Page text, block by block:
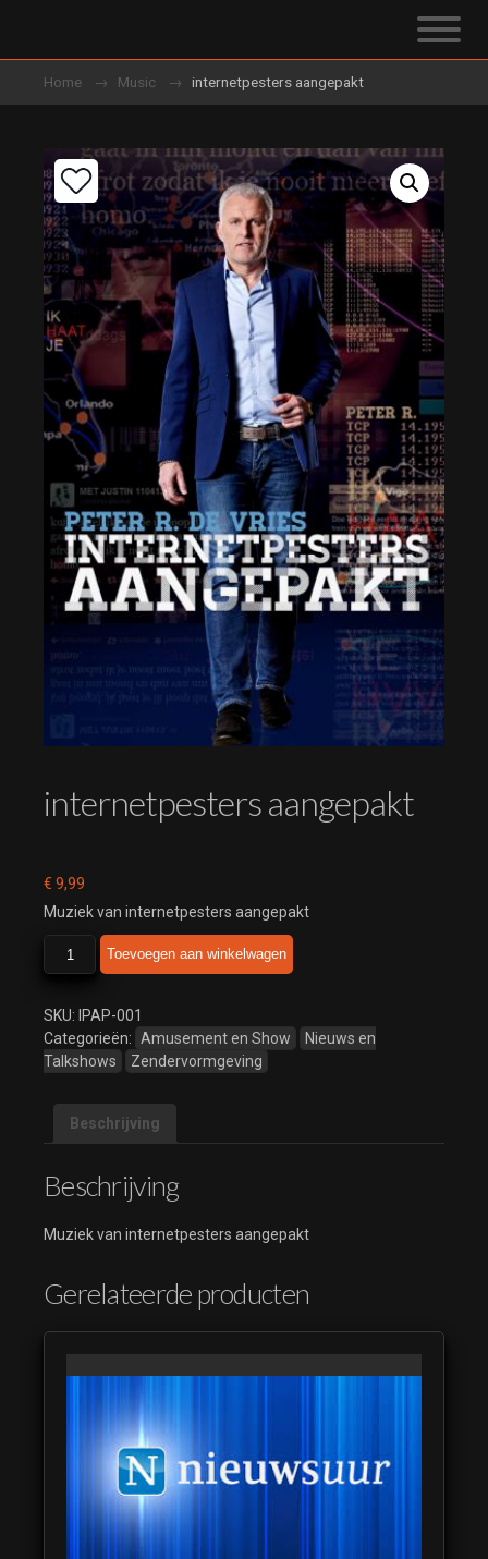
Home Music internetpesters aangepakt
internetpesters aangepakt
€ 9,99
Muziek van internetpesters aangepakt
internetpesters
aangepakt
Toevoegen aan winkelwagen
SKU: IPAP-001
Categorieën: Amusement en Show
Nieuws en
Talkshows
Zendervormgeving
Beschrijving
Beschrijving
Muziek van internetpesters aangepakt
Gerelateerde producten